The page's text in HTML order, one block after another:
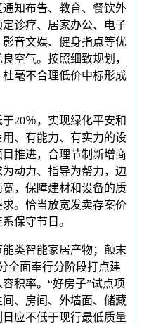
知布告、教育、餐饮外
诊疗、居家办公、电子
音文娱、健身指点等优
空气。按照细致规划，
毫不合理低价中标形成
20％，实现绿化平安和
、有能力、有实力的设
推进，合理节制新增商
动力、指导为帮力，边
，保障建材和设备的质
。恰当放宽发卖存案价
保守节日。
类智能家居产物；颠末
全面奉行分阶段打点建
积率。“好房子”试点项
、房间、外墙面、储藏
应不低于现行最低质量